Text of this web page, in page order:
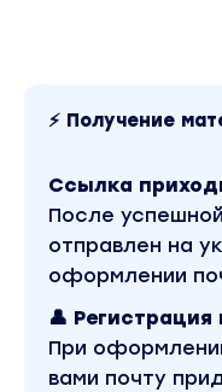
⚡ Получение
Ссылка
После
отправлен на
оформлении
👤
При
вами почту